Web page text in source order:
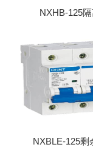
NXHB-125
NXBLE-125剩